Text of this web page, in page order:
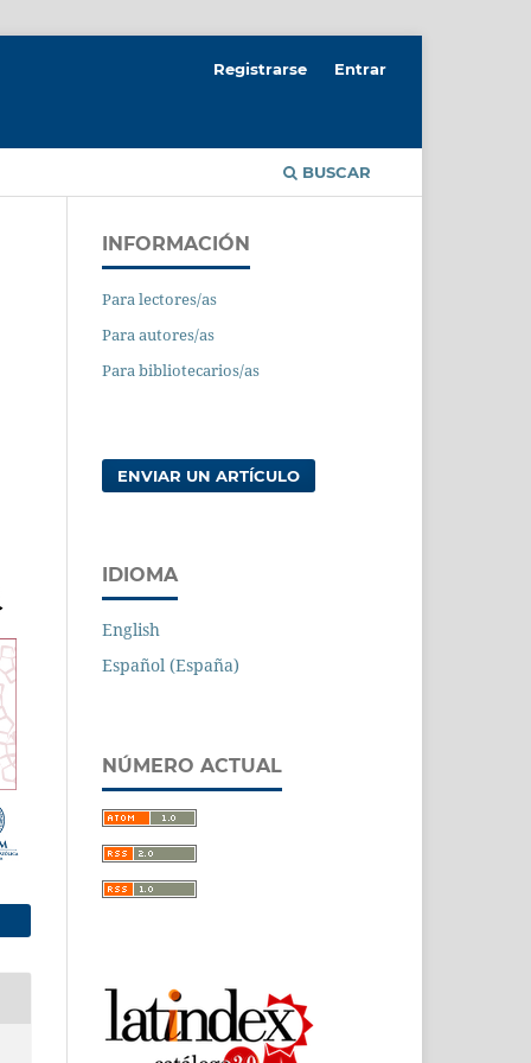
BUSCAR
Registrarse Entrar
INFORMACIÓN
Para lectores/as
Para autores/as
Para bibliotecarios/as
ENVIAR UN ARTÍCULO
IDIOMA
English
Español (España)
NÚMERO ACTUAL